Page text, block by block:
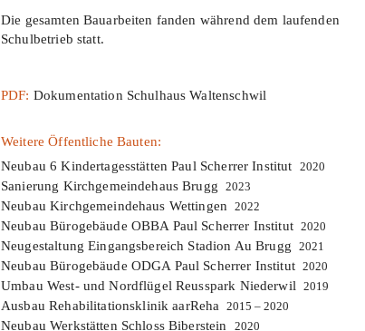
Die gesamten Bauarbeiten fanden während dem laufenden
Schulbetrieb statt.
PDF: Dokumentation Schulhaus Waltenschwil
Weitere Öffentliche Bauten:
Neubau 6 Kindertagesstätten Paul Scherrer Institut 2020
Sanierung Kirchgemeindehaus Brugg 2023
Neubau Kirchgemeindehaus Wettingen 2022
Neubau Bürogebäude OBBA Paul Scherrer Institut 2020
Neugestaltung Eingangsbereich Stadion Au Brugg 2021
Neubau Bürogebäude ODGA Paul Scherrer Institut 2020
Umbau West- und Nordflügel Reusspark Niederwil 2019
Ausbau Rehabilitationsklinik aarReha 2015 – 2020
Neubau Werkstätten Schloss Biberstein 2020